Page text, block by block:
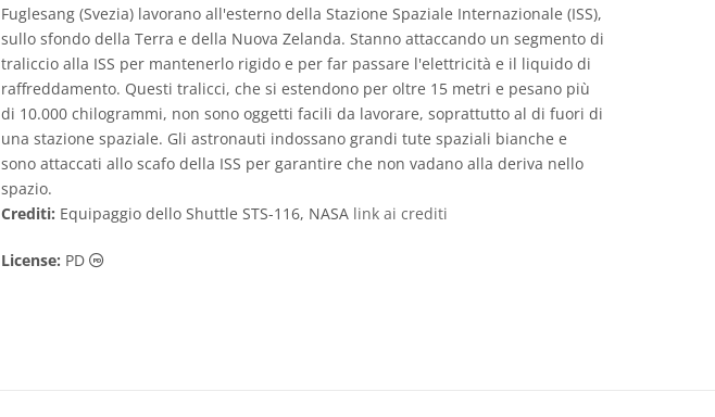
Fuglesang (Svezia) lavorano all'esterno della Stazione Spaziale Internazionale (ISS),
sullo sfondo della Terra e della Nuova Zelanda. Stanno attaccando un segmento di
traliccio alla ISS per mantenerlo rigido e per far passare l'elettricità e il liquido di
raffreddamento. Questi tralicci, che si estendono per oltre 15 metri e pesano più
di 10.000 chilogrammi, non sono oggetti facili da lavorare, soprattutto al di fuori di
una stazione spaziale. Gli astronauti indossano grandi tute spaziali bianche e
sono attaccati allo scafo della ISS per garantire che non vadano alla deriva nello
spazio.
Crediti: Equipaggio dello Shuttle STS-116, NASA link ai crediti
License: PD Dominio Pubblico icone